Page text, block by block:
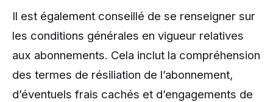
Il est également conseillé de se renseigner sur
les conditions générales en vigueur relatives
aux abonnements. Cela inclut la compréhension
des termes de résiliation de l’abonnement,
d’éventuels frais cachés et d’engagements de